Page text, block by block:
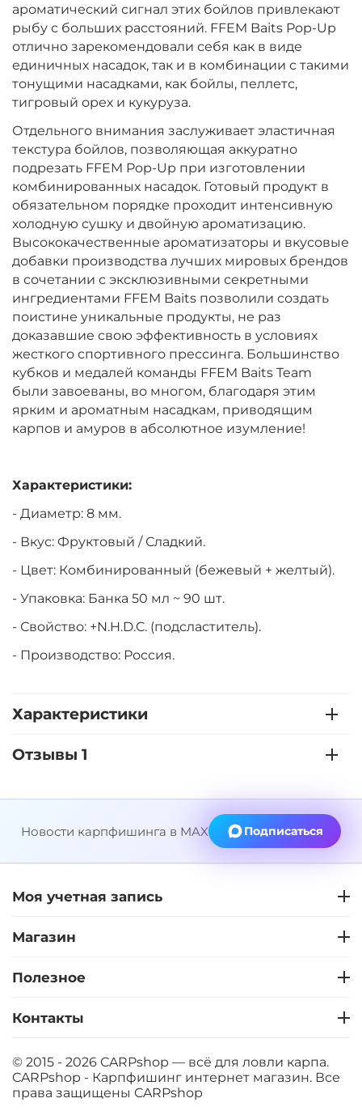
ароматический сигнал этих бойлов привлекают
рыбу с больших расстояний. FFEM Baits Pop-Up
отлично зарекомендовали себя как в виде
единичных насадок, так и в комбинации с такими
тонущими насадками, как бойлы, пеллетс,
тигровый орех и кукуруза.
Отдельного внимания заслуживает эластичная
текстура бойлов, позволяющая аккуратно
подрезать FFEM Pop-Up при изготовлении
комбинированных насадок. Готовый продукт в
обязательном порядке проходит интенсивную
холодную сушку и двойную ароматизацию.
Высококачественные ароматизаторы и вкусовые
добавки производства лучших мировых брендов
в сочетании с эксклюзивными секретными
ингредиентами FFEM Baits позволили создать
поистине уникальные продукты, не раз
доказавшие свою эффективность в условиях
жесткого спортивного прессинга. Большинство
кубков и медалей команды FFEM Baits Team
были завоеваны, во многом, благодаря этим
ярким и ароматным насадкам, приводящим
карпов и амуров в абсолютное изумление!
Характеристики:
- Диаметр: 8 мм.
- Вкус: Фруктовый / Сладкий.
- Цвет: Комбинированный (бежевый + желтый).
- Упаковка: Банка 50 мл ~ 90 шт.
- Свойство: +N.H.D.C. (подсластитель).
- Производство: Россия.
Характеристики
Отзывы 1
Новости карпфишинга в MAX Подписаться
Моя учетная запись
Магазин
Полезное
Контакты
© 2015 - 2026 CARPshop — всё для ловли карпа.
CARPshop - Карпфишинг интернет магазин. Все
права защищены CARPshop